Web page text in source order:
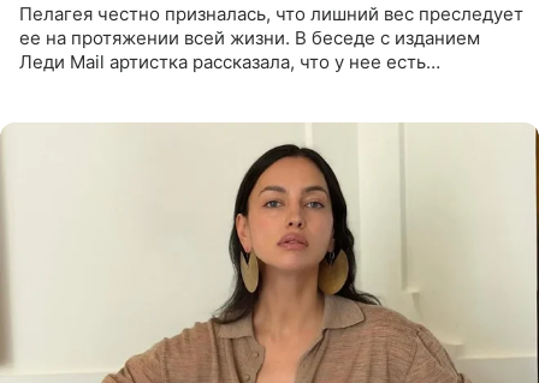
Пелагея честно призналась, что лишний вес преследует
ее на протяжении всей жизни. В беседе с изданием
Леди Mail артистка рассказала, что у нее есть